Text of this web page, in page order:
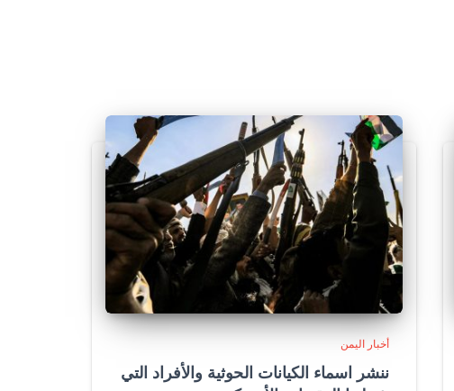
أخبار اليمن
ننشر اسماء الكيانات الحوثية والأفراد التي